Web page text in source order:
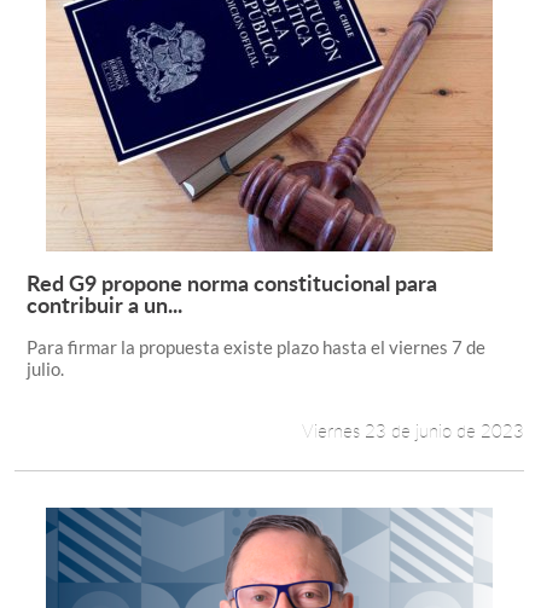
Leer más +
Red G9 propone norma constitucional para
contribuir a un...
Para firmar la propuesta existe plazo hasta el viernes 7 de
julio.
Viernes 23 de junio de 2023